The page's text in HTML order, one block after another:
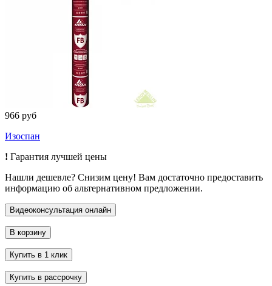
966 руб
Изоспан
! Гарантия лучшей цены
Нашли дешевле? Снизим цену! Вам достаточно предоставить
информацию об альтернативном предложении.